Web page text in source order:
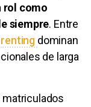
rol como
siempre. Entre
renting dominan
de larga
matriculados